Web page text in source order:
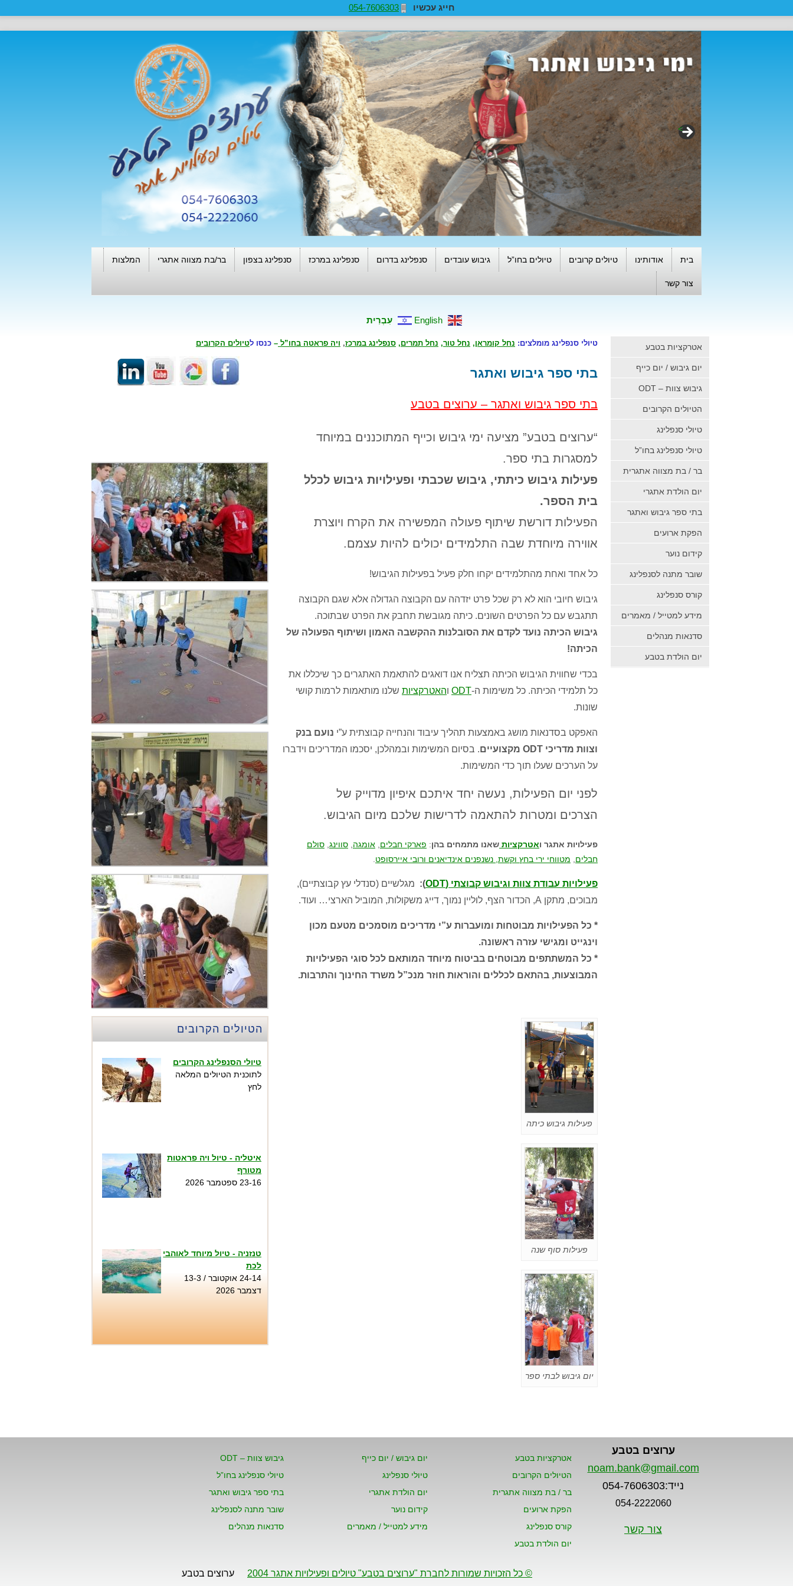
חייג עכשיו 054-7606303
>
בית אודותינו טיולים קרובים טיולים בחו”ל גיבוש עובדים סנפלינג בדרום סנפלינג במרכז סנפלינג בצפון בר/בת מצווה אתגרי המלצות
צור קשר
English עִבְרִית
טיולי סנפלינג מומלצים: נחל קומראן, נחל טור, נחל תמרים, סנפלינג במרכז, ויה פראטה בחו”ל – כנסו לטיולים הקרובים
הטיולים הקרובים
טיולי הסנפלינג הקרובים
לתוכנית הטיולים המלאה
לחץ
איטליה - טיול ויה פראטות
מטורף
23-16 ספטמבר 2026
טנזניה - טיול מיוחד לאוהבי
לכת
24-14 אוקטובר / 13-3
דצמבר 2026
בתי ספר גיבוש ואתגר
בתי ספר גיבוש ואתגר – ערוצים בטבע
“ערוצים בטבע” מציעה ימי גיבוש וכייף המתוכננים במיוחד
למסגרות בתי ספר.
פעילות גיבוש כיתתי, גיבוש שכבתי ופעילויות גיבוש לכלל
בית הספר.
הפעילות דורשת שיתוף פעולה המפשירה את הקרח ויוצרת
אווירה מיוחדת שבה התלמידים יכולים להיות עצמם.
כל אחד ואחת מהתלמידים יקחו חלק פעיל בפעילות הגיבוש!
גיבוש חיובי הוא לא רק שכל פרט יזדהה עם הקבוצה הגדולה אלא שגם הקבוצה
תתגבש עם כל הפרטים השונים. כיתה מגובשת תחבק את הפרט שבתוכה.
גיבוש הכיתה נועד לקדם את הסובלנות ההקשבה האמון ושיתוף הפעולה של
הכיתה!
בכדי שחווית הגיבוש הכיתה תצליח אנו דואגים להתאמת האתגרים כך שיכללו את
כל תלמידי הכיתה. כל משימות ה-ODT והאטרקציות שלנו מותאמות לרמות קושי
שונות.
האפקט בסדנאות מושג באמצעות תהליך עיבוד והנחייה קבוצתית ע”י נועם בנק
וצוות מדריכיODT מקצועיים
. בסיום המשימות ובמהלכן, יסכמו המדריכים וידברו
על הערכים שעלו תוך כדי המשימות.
לפני יום הפעילות, נעשה יחד איתכם איפיון מדוייק של
הצרכים ומטרות להתאמה לדרישות שלכם מיום הגיבוש.
פעילויות אתגר ואטרקציותשאנו מתמחים בהן: פארקי חבלים ,אומגה ,סווינג ,סולם
חבלים
מטווחי ירי בחץ וקשת, נשנפנים אינדיאנים ורובי איירסופט
פעילויות עבודת צוות וגיבוש קבוצתי (ODT
): מגלשיים (סנדלי עץ קבוצתיים),
מבוכים, מתקן A, הכדור הצף, לוליין נמוך, דייג משקולות, המוביל הארצי… ועוד.
* כל הפעילויות מבוטחות ומועברות ע”י מדריכים מוסמכים מטעם מכון
וינגייט ומגישי עזרה ראשונה.
* כל המשתתפים מבוטחים בביטוח מיוחד המותאם לכל סוגי הפעילויות
המבוצעות, בהתאם לכללים והוראות חוזר מנכ”ל משרד החינוך והתרבות.
פעילות גיבוש כיתה
פעילות סוף שנה
יום גיבוש לבתי ספר
אטרקציות בטבע
יום גיבוש / יום כייף
גיבוש צוות – ODT
הטיולים הקרובים
טיולי סנפלינג
טיולי סנפלינג בחו”ל
בר / בת מצווה אתגרית
יום הולדת אתגרי
בתי ספר גיבוש ואתגר
הפקת ארועים
קידום נוער
שובר מתנה לסנפלינג
קורס סנפלינג
מידע למטייל / מאמרים
סדנאות מנהלים
יום הולדת בטבע
אטרקציות בטבע יום גיבוש / יום כייף
גיבוש צוות – ODT
הטיולים הקרובים
טיולי סנפלינג
טיולי סנפלינג בחו”ל
בר / בת מצווה אתגרית
יום הולדת אתגרי
בתי ספר גיבוש ואתגר
הפקת ארועים
קידום נוער
שובר מתנה לסנפלינג
קורס סנפלינג
מידע למטייל / מאמרים
סדנאות מנהלים
יום הולדת בטבע
ערוצים בטבע
noam.bank@gmail.com
נייד:054-7606303
054-2222060
צור קשר
ערוצים בטבע © כל הזכויות שמורות לחברת "ערוצים בטבע" טיולים ופעילויות אתגר 2004